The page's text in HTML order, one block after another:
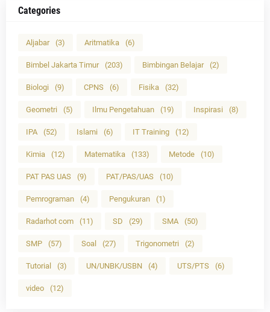
Categories
Aljabar (3) Aritmatika (6)
Bimbel Jakarta Timur (203) Bimbingan Belajar (2)
Biologi (9) CPNS (6) Fisika (32)
Geometri (5) Ilmu Pengetahuan (19) Inspirasi (8)
IPA (52) Islami (6) IT Training (12)
Kimia (12) Matematika (133) Metode (10)
PAT PAS UAS (9) PAT/PAS/UAS (10)
Pemrograman (4) Pengukuran (1)
Radarhot com (11) SD (29) SMA (50)
SMP (57) Soal (27) Trigonometri (2)
Tutorial (3) UN/UNBK/USBN (4) UTS/PTS (6)
video (12)